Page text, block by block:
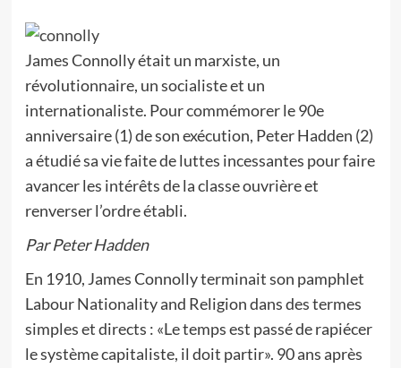
James Connolly était un marxiste, un
révolutionnaire, un socialiste et un
internationaliste. Pour commémorer le 90e
anniversaire (1) de son exécution, Peter Hadden (2)
a étudié sa vie faite de luttes incessantes pour faire
avancer les intérêts de la classe ouvrière et
renverser l’ordre établi.
Par Peter Hadden
En 1910, James Connolly terminait son pamphlet
Labour Nationality and Religion dans des termes
simples et directs : «Le temps est passé de rapiécer
le système capitaliste, il doit partir». 90 ans après